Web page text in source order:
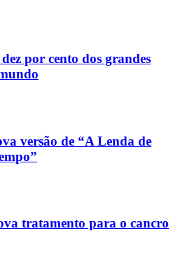
por cento dos grandes
versão de “A Lenda de
tratamento para o cancro